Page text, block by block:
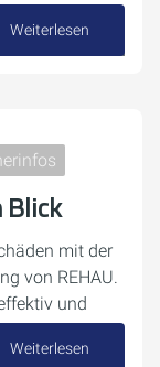
Weiterlesen
Blick
mit der
von REHAU.
und
Weiterlesen